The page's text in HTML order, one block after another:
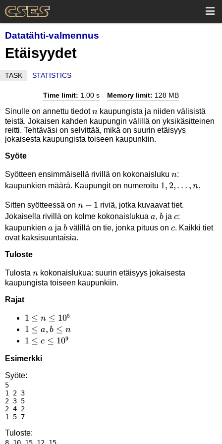
Datatähti-valmennus
Etäisyydet
TASK STATISTICS
Time limit: 1.00 s Memory limit: 128 MB
Sinulle on annettu tiedotn
nkaupungista ja niiden välisistä
teistä. Jokaisen kahden kaupungin välillä on yksikäsitteinen
reitti. Tehtäväsi on selvittää, mikä on suurin etäisyys
jokaisesta kaupungista toiseen kaupunkiin.
Syöte
Syötteen ensimmäisellä rivillä on kokonaisluku n
n:
kaupunkien määrä. Kaupungit on numeroitu 1,2,\ldots,n
1, 2,… , n.
Sitten syötteessä on n-
1
n − 1 riviä, jotka kuvaavat tiet.
Jokaisella rivillä on kolme kokonaislukua a
a, b
bja c
c:
kaupunkien a
a ja b
bvälillä on tie, jonka pituus on c
c. Kaikki tiet
ovat kaksisuuntaisia.
Tuloste
Tulosta n
nkokonaislukua: suurin etäisyys jokaisesta
kaupungista toiseen kaupunkiin.
Rajat
1 \le
n
\le
1 ≤ n ≤ 105
1
\le
\le
n
1 ≤ a, b ≤ n
1 \le
10^9
1 ≤ c ≤ 109
Esimerkki
Syöte:
5
1 2 3
2 3 5
2 4 2
1 5 7
Tuloste: